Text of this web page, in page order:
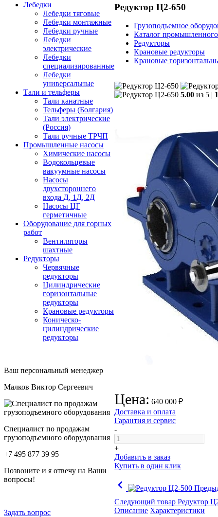
Лебедки
Лебедки тяговые
Лебедки монтажные
Лебедки ручные
Лебедки
электрические
Лебедки
специализированные
Лебедки
универсальные
Тали и тельферы
Тали канатные
Тельферы (Болгария)
Тали электрические
(Россия)
Тали ручные ТРЧП
Промышленные насосы
Химические насосы
Водокольцевые
вакуумные насосы
Насосы
двухстороннего
входа Д, 1Д, 2Д
Насосы ЦГ
герметичные
Оборудование для горных
работ
Вентиляторы
шахтные
Редукторы
Червячные
редукторы
Цилиндрические
горизонтальные
редукторы
Крановые редукторы
Коническо-
цилиндрические
редукторы
Ваш персональный менеджер
Малков Виктор Сергеевич
Специалист по продажам
грузоподъемного оборудования
+7 495 877 39 95
Позвоните и я отвечу на Ваши
вопросы!
Задать вопрос
Редуктор Ц2-650
Грузоподъемное
Каталог
Редукторы
Крановые редукторы
Крановые
5.00 из 5 | 1
Цена: 640 000 ₽
Доставка и оплата
Гарантия и сервис
-
+
Добавить в заказ
Купить в один клик
Следующий товар Редуктор
Описание Характеристики